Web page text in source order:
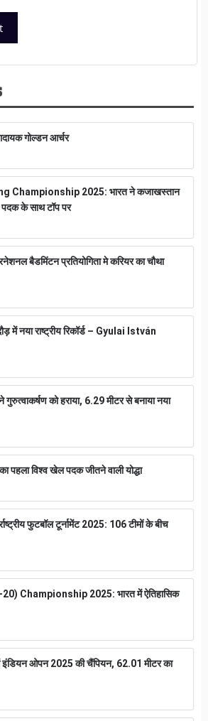
गोल्डन आर्चर
Championship 2025: भारत ने कजाखस्तान
पदक के साथ टॉप पर
बैडमिंटन प्रतियोगिता मे करियर का चौथा
में नया राष्ट्रीय रिकॉर्ड – Gyulai István
को हराया, 6.29 मीटर से बनाया नया
पहला विश्व खेल पदक जीतने वाली योद्धा
फुटबॉल टूर्नामेंट 2025: 106 टीमों के बीच
Championship 2025: भारत में ऐतिहासिक
ओपन 2025 की चैंपियन, 62.01 मीटर का